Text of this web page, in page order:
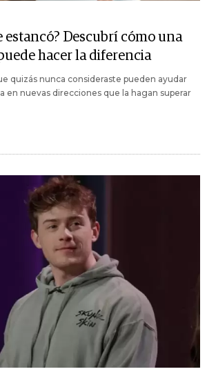
estancó? Descubrí cómo una
hacer la diferencia
quizás nunca consideraste pueden ayudar
en nuevas direcciones que la hagan superar